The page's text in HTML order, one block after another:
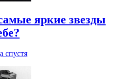
яркие звезды
спустя